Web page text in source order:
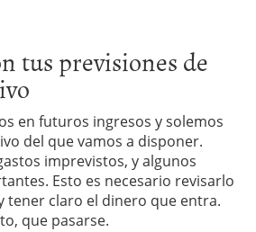
tus previsiones de
en futuros ingresos y solemos
del que vamos a disponer.
imprevistos, y algunos
Esto es necesario revisarlo
tener claro el dinero que entra.
que pasarse.